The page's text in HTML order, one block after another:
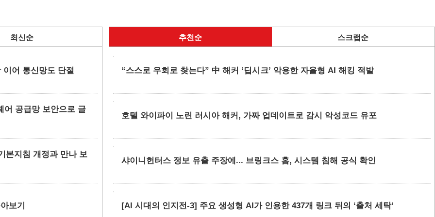
최신순
어 통신망도 단절
어 공급망 보안으로 글
본지침 개정과 만나 보
보기
추천순 스크랩순
“스스로 우회로 찾는다” 中 해커 ‘딥시크’ 악용한 자율형 AI 해킹 적발
호텔 와이파이 노린 러시아 해커, 가짜 업데이트로 감시 악성코드 유포
샤이니헌터스 정보 유출 주장에... 브링크스 홈, 시스템 침해 공식 확인
[AI 시대의 인지전-3] 주요 생성형 AI가 인용한 437개 링크 뒤의 ‘출처 세탁’